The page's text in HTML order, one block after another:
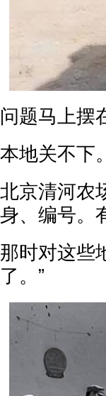
问题马上摆
本地关不下。
北京清河农
身、编号。
那时对这些
了。”